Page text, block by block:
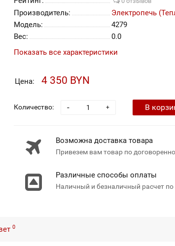
Производитель:
Электропечь
Модель:
4279
Вес:
0.0
Показать все характеристики
Цена: 4 350 BYN
Количество: +
- В
Возможна доставка товара
Привезем вам товар по
Различные способы оплаты
Наличный и безналичный расчет
0